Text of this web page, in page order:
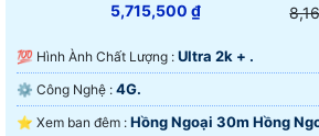
5,715,500 ₫
💯 Hình Ành Chất Lượng : Ultra 2k + .
⚙ Công Nghệ : 4G.
⭐ Xem ban đêm : Hồng Ngoại 30m Hồng